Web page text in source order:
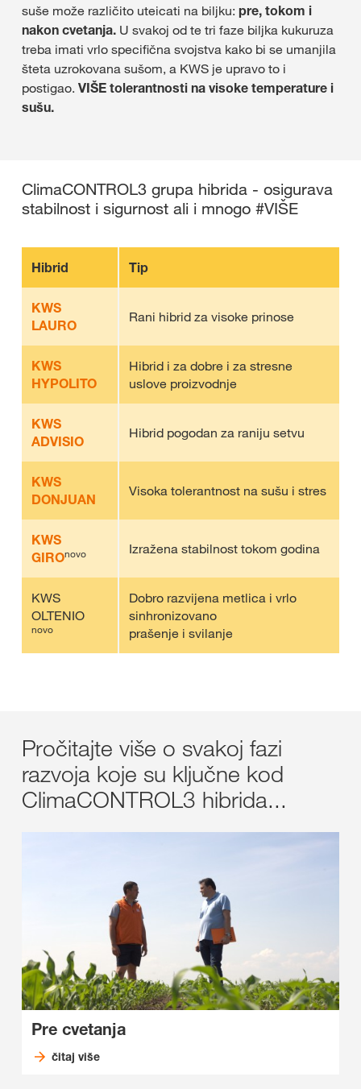
suše može različito uteicati na biljku: pre, tokom i
nakon cvetanja. U svakoj od te tri faze biljka kukuruza
treba imati vrlo specifična svojstva kako bi se umanjila
šteta uzrokovana sušom, a KWS je upravo to i
postigao. VIŠE tolerantnosti na visoke temperature i
sušu.
ClimaCONTROL3 grupa hibrida - osigurava
stabilnost i sigurnost ali i mnogo #VIŠE
Hibrid Tip
KWS
LAURO
Rani hibrid za visoke prinose
KWS
HYPOLITO
Hibrid i za dobre i za stresne
uslove proizvodnje
KWS
ADVISIO
Hibrid pogodan za raniju setvu
KWS
DONJUAN
Visoka tolerantnost na sušu i stres
KWS
GIROnovo Izražena stabilnost tokom godina
KWS
OLTENIO
novo
Dobro razvijena metlica i vrlo
sinhronizovano
prašenje i svilanje
Pročitajte više o svakoj fazi
razvoja koje su ključne kod
ClimaCONTROL3 hibrida...
Pre cvetanja
čitaj više